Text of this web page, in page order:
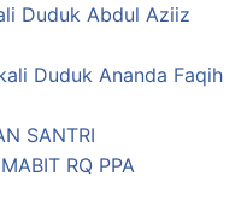
Duduk Abdul Aziiz
Duduk Ananda Faqih
SANTRI
RQ PPA